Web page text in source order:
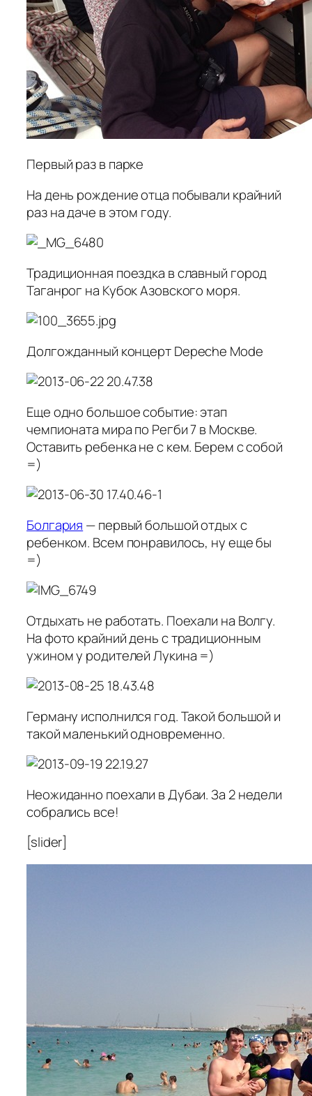
Первый раз в парке
На день рождение отца побывали крайний
раз на даче в этом году.
Традиционная поездка в славный город
Таганрог на Кубок Азовского моря.
Долгожданный концерт Depeche Mode
Еще одно большое событие: этап
чемпионата мира по Регби 7 в Москве.
Оставить ребенка не с кем. Берем с собой
=)
Болгария — первый большой отдых с
ребенком. Всем понравилось, ну еще бы
=)
Отдыхать не работать. Поехали на Волгу.
На фото крайний день с традиционным
ужином у родителей Лукина =)
Герману исполнился год. Такой большой и
такой маленький одновременно.
Неожиданно поехали в Дубаи. За 2 недели
собрались все!
[slider]